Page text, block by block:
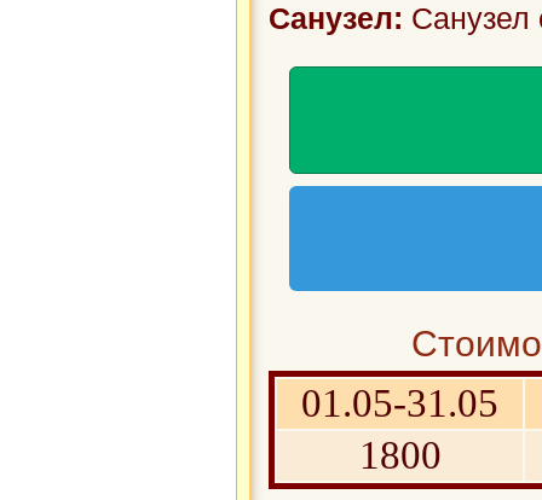
Санузел:
01.05-31.05
1800